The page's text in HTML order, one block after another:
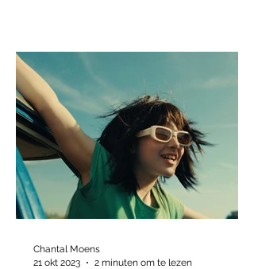
Chantal Moens
21 okt 2023
2 minuten om te lezen